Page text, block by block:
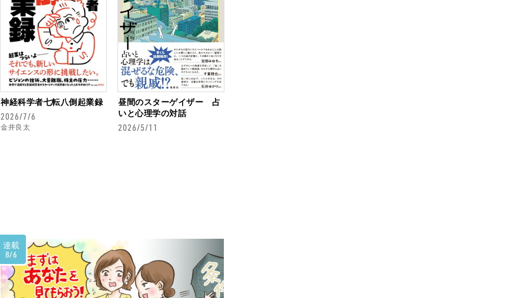
神経科学者七転八倒起業録
2026/7/6
金井良太
昼間のスターゲイザー 占
いと心理学の対話
2026/5/11
連載
8/6